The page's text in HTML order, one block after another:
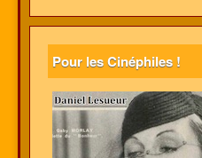
Pour les Cinéphiles !